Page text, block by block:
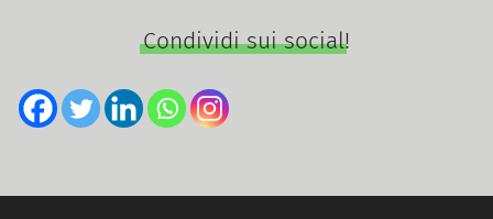
Condividi sui social!